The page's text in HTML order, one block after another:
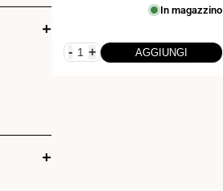
In magazzino
- + AGGIUNGI